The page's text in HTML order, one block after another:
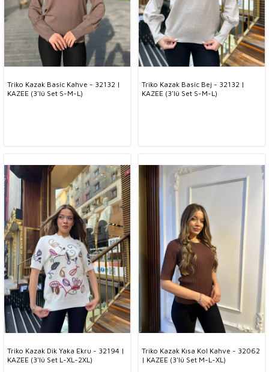
Triko Kazak Basic Kahve - 32132 |
KAZEE (3'lü Set S-M-L)
Triko Kazak Basic Bej - 32132 |
KAZEE (3'lü Set S-M-L)
Triko Kazak Dik Yaka Ekru - 32194 |
KAZEE (3'lü Set L-XL-2XL)
Triko Kazak Kısa Kol Kahve - 32062
| KAZEE (3'lü Set M-L-XL)